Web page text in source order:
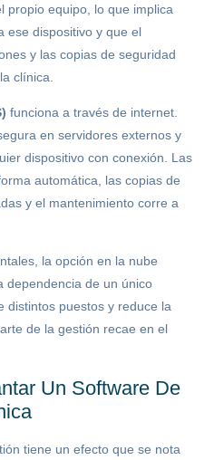
propio equipo, lo que implica
ese dispositivo y que el
y las copias de seguridad
clínica.
funciona a través de internet.
en servidores externos y
dispositivo con conexión. Las
automática, las copias de
y el mantenimiento corre a
la opción en la nube
dependencia de un único
distintos puestos y reduce la
de la gestión recae en el
Un Software De
tiene un efecto que se nota